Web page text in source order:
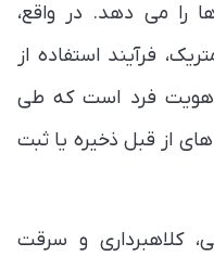
را می دهد. در واقع،
فرآیند استفاده از
هویت فرد است که طی
های از قبل ذخیره یا ثبت
کلاهبرداری و سرقت